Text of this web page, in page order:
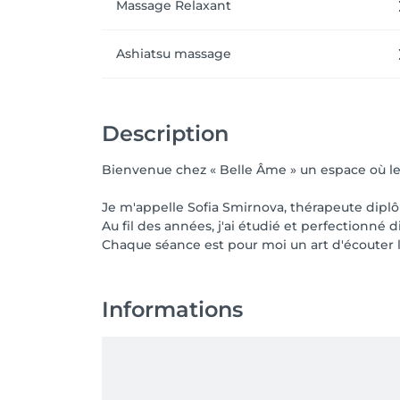
🤍 Sofia Smirnova
Massage Relaxant
Ashiatsu massage
Description
Bienvenue chez « Belle Âme » un espace où
Je m'appelle Sofia Smirnova, thérapeute
Au fil des années, j'ai étudié et perfectionné
Chaque séance est pour moi un art
Informations